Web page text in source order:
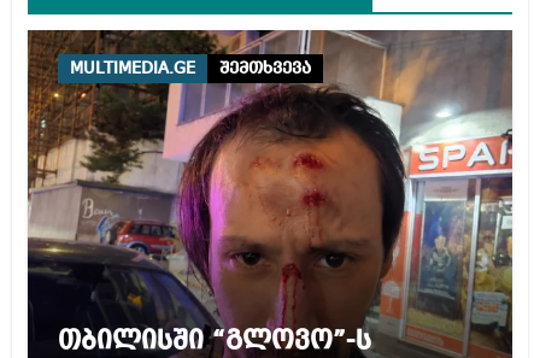
MULTIMEDIA.GE შემთხვევა
თბილისში “გლოვო”-ს